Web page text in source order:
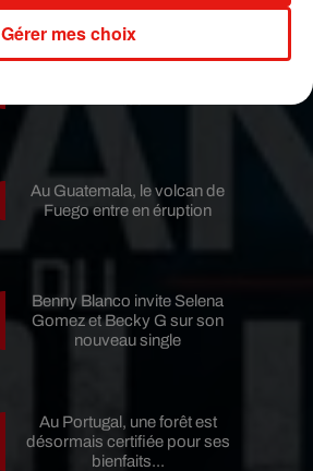
Karol G dévoile la tracklist de
Au Guatemala, le volcan de
Fuego entre en éruption
Benny Blanco invite Selena
Gomez et Becky G sur son
nouveau single
Au Portugal, une forêt est
désormais certifiée pour ses
bienfaits...
Gérer mes choix